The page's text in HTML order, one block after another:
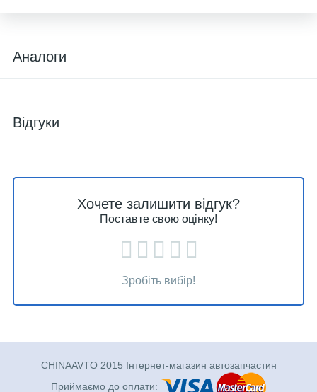
Аналоги
Відгуки
Хочете залишити відгук?
Поставте свою оцінку!
Зробіть вибір!
CHINAAVTO 2015 Інтернет-магазин автозапчастин
Приймаємо до оплати: